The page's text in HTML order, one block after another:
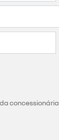
concessionária.